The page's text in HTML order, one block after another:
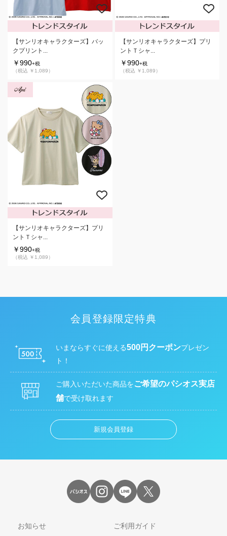
【サンリオキャラクターズ】バッ
クプリント...
￥990+税
（税込 ￥1,089）
【サンリオキャラクターズ】プリ
ントＴシャ...
￥990+税
（税込 ￥1,089）
【サンリオキャラクターズ】プリ
ントＴシャ...
￥990+税
（税込 ￥1,089）
会員登録限定特典
いまならすぐに使える500円クーポンプレゼン
ト！
ご購入いただいた商品をご希望のパシオス実店
舗で受け取れます
新規会員登録
お知らせ ご利用ガイド